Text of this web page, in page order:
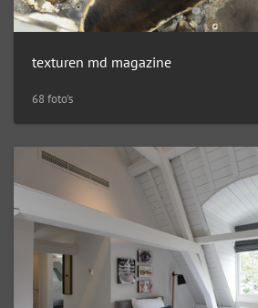
texturen md magazine
68 foto's